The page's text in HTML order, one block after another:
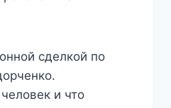
сделкой по
и что